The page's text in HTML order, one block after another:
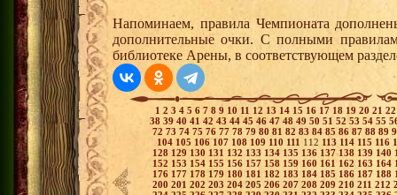
Напоминаем, правила Чемпионата
дополнительные очки. С полными
библиотеке Арены, в соответствующем
1 2 3 4 5 6 7 8 9 10 11 12 13 14 15 16 17 18 19 20 21
38 3940 41 42 43 44 45 46 47 48 49 50 51 52 53 54 55
72 73 74 75 76 77 78 79 80 81 82 83 84 85 86 87 88 89
104 105 106 107 108 109 110 111 112 113 114 115 116
128 129 130 131 132 133 134 135 136 137138 139 140
152 153 154 155 156 157 158 159 160 161 162 163 164
176 177 178 179 180 181 182 183 184 185 186 187 188
200 201 202 203 204 205 206 207 208 209 210 211 212